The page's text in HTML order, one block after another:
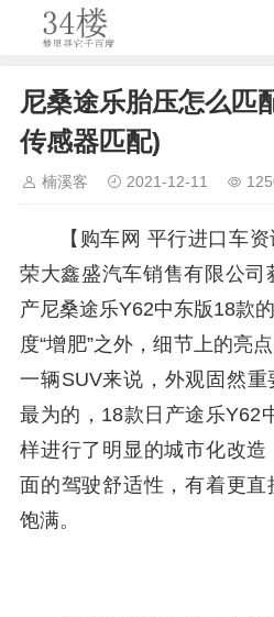
尼桑途乐胎压怎么匹
传感器匹配)
楠溪客 2021-12-11
【购车网 平行进口车
荣大鑫盛汽车销售有限公司
产尼桑途乐Y62中东版18款
度“增肥”之外，细节上的亮
一辆SUV来说，外观固然
最为的，18款日产途乐Y62
样进行了明显的城市化改
面的驾驶舒适性，有着更
饱满。